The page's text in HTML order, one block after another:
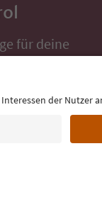
für deine
direkt ins